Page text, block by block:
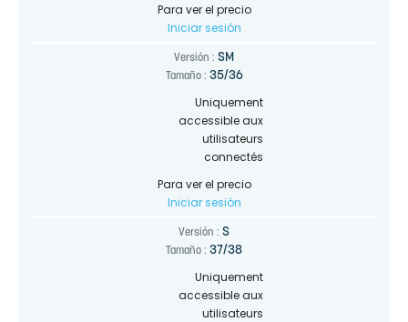
Para ver el precio
Iniciar sesión
Versión : SM
Tamaño : 35/36
Uniquement
accessible aux
utilisateurs
connectés
Para ver el precio
Iniciar sesión
Versión : S
Tamaño : 37/38
Uniquement
accessible aux
utilisateurs